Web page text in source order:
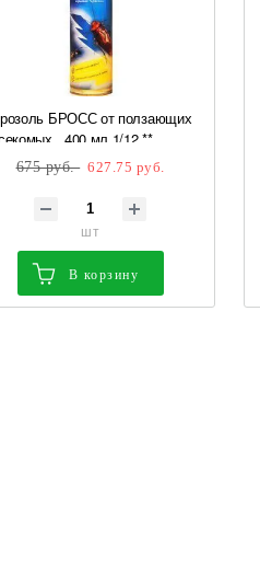
БРОСС от ползающих
, 400 мл 1/12 **
675 руб. 627.75 руб.
шт
В корзину